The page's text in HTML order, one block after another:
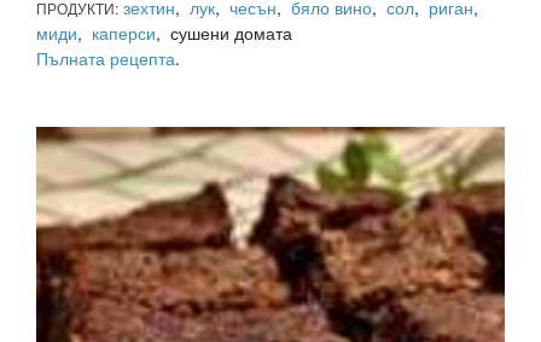
ПРОДУКТИ: зехтин, лук, чесън, бяло вино, сол, риган,
миди, каперси, сушени домата
Пълната рецепта.